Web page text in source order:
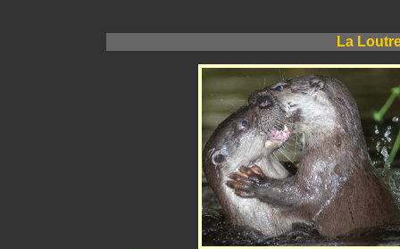
La